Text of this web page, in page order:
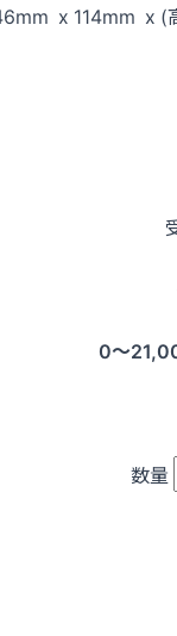
x 114mm x (
0〜
数量